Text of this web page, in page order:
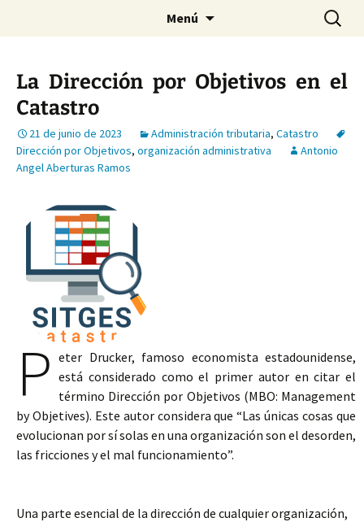
Menú Buscar:
La Dirección por Objetivos en el
Catastro
21 de junio de 2023 Administración tributaria, Catastro
Dirección por Objetivos, organización administrativa
Antonio
Angel Aberturas Ramos
P eter Drucker, famoso economista estadounidense,
está considerado como el primer autor en citar el
término Dirección por Objetivos (MBO: Management
by Objetives). Este autor considera que “Las únicas cosas que
evolucionan por sí solas en una organización son el desorden,
las fricciones y el mal funcionamiento”.
Una parte esencial de la dirección de cualquier organización,